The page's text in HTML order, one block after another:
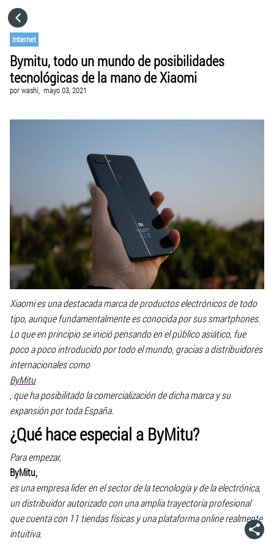
Internet
Bymitu, todo un mundo de posibilidades
tecnológicas de la mano de Xiaomi
porwashi, mayo 03, 2021
Xiaomi es una destacada marca de productos electrónicos de todo
tipo, aunque fundamentalmente es conocida por sus smartphones.
Lo que en principio se inició pensando en el público asiático, fue
poco a poco introducido por todo el mundo, gracias a distribuidores
internacionales como
ByMitu
, que ha posibilitado la comercialización de dicha marca y su
expansión por toda España.
¿Qué hace especial a ByMitu?
Para empezar,
ByMitu,
es una empresa lider en el sector de la tecnología y de la electrónica,
un distribuidor autorizado con una amplia trayectoria profesional
que cuenta con 11 tiendas físicas y una plataforma online realmente
intuitiva.
CATEGORÍAS